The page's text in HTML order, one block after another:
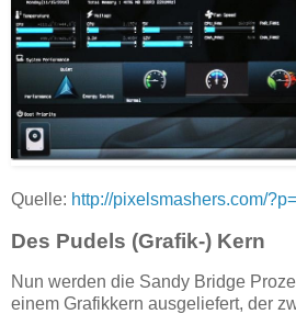
Quelle: http://pixelsmashers.com/
Des Pudels (Grafik-) Kern
Nun werden die Sandy Bridge
einem Grafikkern ausgeliefert, der